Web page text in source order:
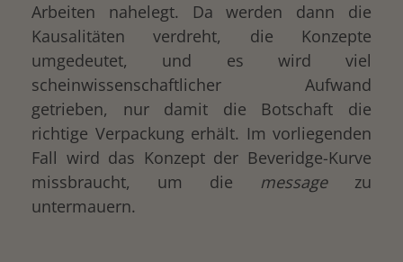
Arbeiten nahelegt. Da werden dann die
Kausalitäten verdreht, die Konzepte
umgedeutet, und es wird viel
scheinwissenschaftlicher Aufwand
getrieben, nur damit die Botschaft die
richtige Verpackung erhält. Im vorliegenden
Fall wird das Konzept der Beveridge-Kurve
missbraucht, um die messagezu
untermauern.